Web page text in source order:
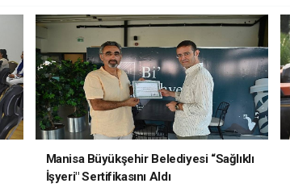
Manisa Büyükşehir Belediyesi “Sağlıklı
İşyeri" Sertifikasını Aldı